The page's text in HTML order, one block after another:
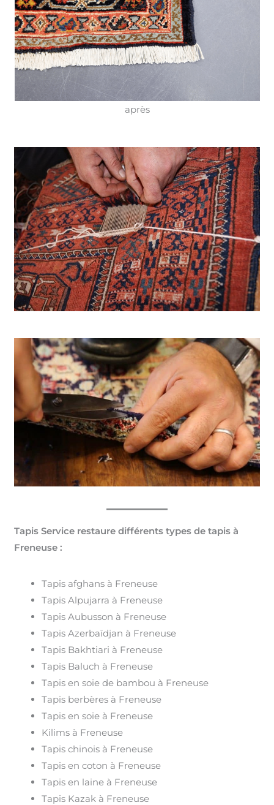
après
Tapis Service restaure différents types de tapis à
Freneuse :
Tapis afghans à Freneuse
Tapis Alpujarra à Freneuse
Tapis Aubusson à Freneuse
Tapis Azerbaïdjan à Freneuse
Tapis Bakhtiari à Freneuse
Tapis Baluch à Freneuse
Tapis en soie de bambou à Freneuse
Tapis berbères à Freneuse
Tapis en soie à Freneuse
Kilims à Freneuse
Tapis chinois à Freneuse
Tapis en coton à Freneuse
Tapis en laine à Freneuse
Tapis Kazak à Freneuse